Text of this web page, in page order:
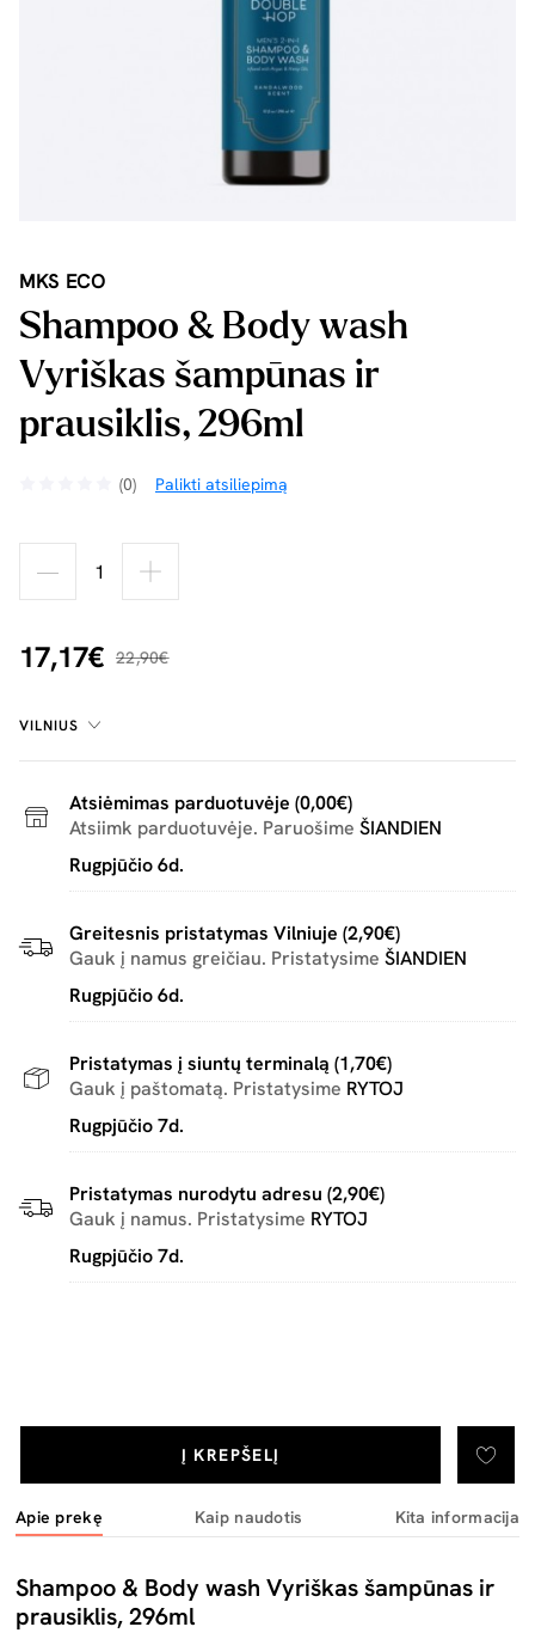
MKS ECO
Shampoo & Body wash
Vyriškas šampūnas ir
prausiklis, 296ml
(0) Palikti atsiliepimą
17,17€ 22,90€
Į KREPŠELĮ
VILNIUS
Atsiėmimas parduotuvėje (0,00€)
Atsiimk parduotuvėje. Paruošime ŠIANDIEN
Rugpjūčio 6d.
Greitesnis pristatymas Vilniuje (2,90€)
Gauk į namus greičiau. Pristatysime ŠIANDIEN
Rugpjūčio 6d.
Pristatymas į siuntų terminalą (1,70€)
Gauk į paštomatą. Pristatysime RYTOJ
Rugpjūčio 7d.
Pristatymas nurodytu adresu (2,90€)
Gauk į namus. Pristatysime RYTOJ
Rugpjūčio 7d.
Apie prekę Kaip naudotis Kita informacija
Shampoo & Body wash Vyriškas šampūnas ir
prausiklis, 296ml